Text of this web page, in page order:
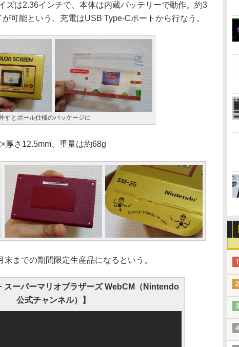
は2.36インチで、本体は内蔵バッテリーで動作。約3
可能という。充電はUSB Type-Cポートから行なう。
すとボール仕様のパッケージに
さ12.5mm、重量は約68g
までの期間限定生産品になるという。
スーパーマリオブラザーズ WebCM（Nintendo
公式チャンネル）】